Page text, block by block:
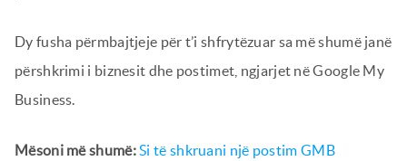
Dy fusha përmbajtjeje për t’i shfrytëzuar sa më shumë janë
përshkrimi i biznesit dhe postimet, ngjarjet në Google My
Business.
Mësoni më shumë:Si të shkruani një postim GMB